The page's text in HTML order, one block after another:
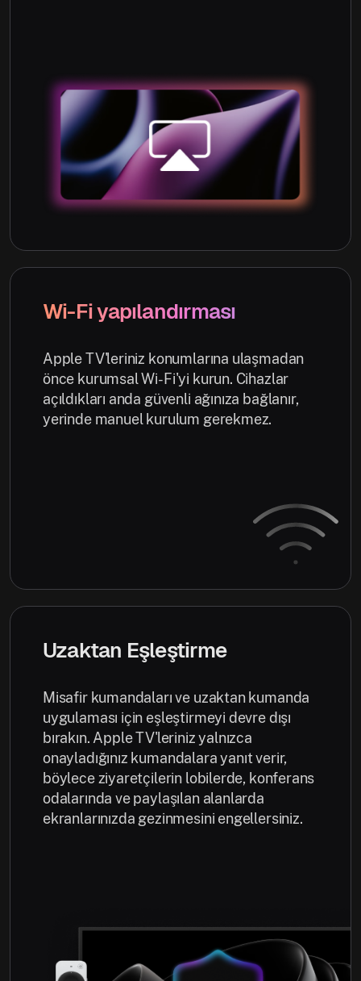
Wi-Fi yapılandırması
Apple TV'leriniz konumlarına ulaşmadan
önce kurumsal Wi-Fi'yi kurun. Cihazlar
açıldıkları anda güvenli ağınıza bağlanır,
yerinde manuel kurulum gerekmez.
Uzaktan Eşleştirme
Misafir kumandaları ve uzaktan kumanda
uygulaması için eşleştirmeyi devre dışı
bırakın. Apple TV'leriniz yalnızca
onayladığınız kumandalara yanıt verir,
böylece ziyaretçilerin lobilerde, konferans
odalarında ve paylaşılan alanlarda
ekranlarınızda gezinmesini engellersiniz.